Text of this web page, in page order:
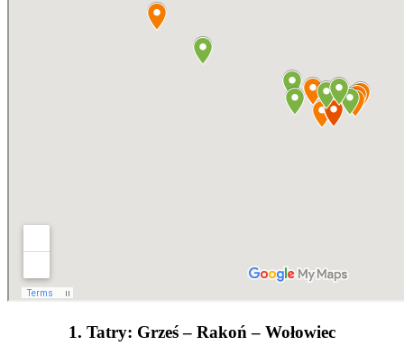
1. Tatry: Grześ – Rakoń – Wołowiec